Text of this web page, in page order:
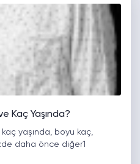
Kaç Yaşında?
yaşında, boyu kaç,
daha önce diğer1